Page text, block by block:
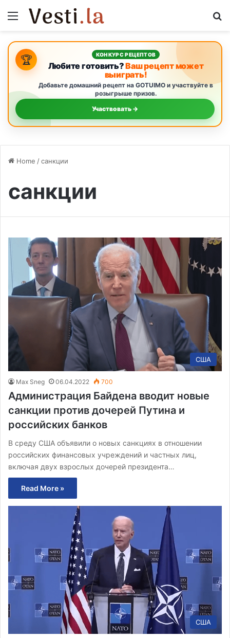
Menu
🏆 КОНКУРС РЕЦЕПТОВ
Любите готовить?Ваш рецепт может
выиграть!
Добавьте домашний рецепт на GOTUIMO и участвуйте в
розыгрыше призов.
Участвовать →
Home /санкции
санкции
США
Max Sneg 06.04.2022 700
Администрация Байдена вводит новые
санкции против дочерей Путина и
российских банков
В среду США объявили о новых санкциях в отношении
российских финансовых учреждений и частных лиц,
включая двух взрослых дочерей президента…
Read More »
США